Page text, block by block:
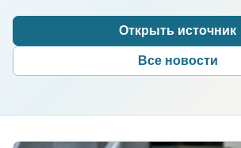
Открыть источник
Все новости